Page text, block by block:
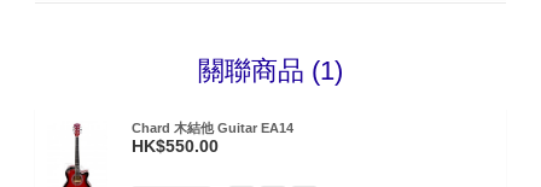
關聯商品 (1)
Chard 木結他 Guitar EA14
HK$550.00